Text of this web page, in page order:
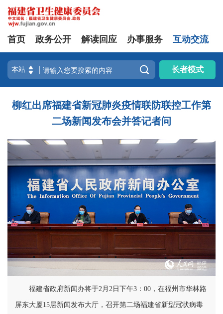
首页 政务公开 解读回应 办事服务 互动交流
 长者模式
柳红出席福建省新冠肺炎疫情联防联控工作第
二场新闻发布会并答记者问
福建省政府新闻办将于2月2日下午3：00，在福州市华林路
屏东大厦15层新闻发布大厅，召开第二场福建省新型冠状病毒